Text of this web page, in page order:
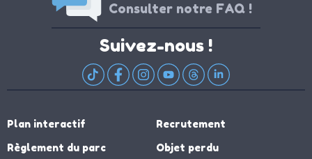
Consulter notre FAQ !
Suivez-nous !
Plan interactif
Règlement du parc
Recrutement
Objet perdu